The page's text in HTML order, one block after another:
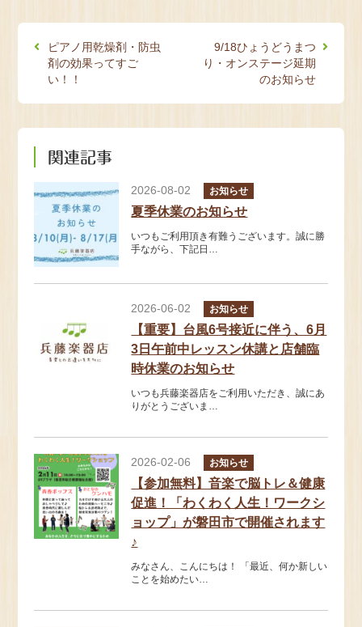
ピアノ用乾燥剤・防虫
剤の効果ってすご
い！！
9/18ひょうどうまつ
り・オンステージ延期
のお知らせ
関連記事
2026-08-02 お知らせ
夏季休業のお知らせ
いつもご利用頂き有難うございます。誠に勝
手ながら、下記日…
2026-06-02 お知らせ
【重要】台風6号接近に伴う、6月
3日午前中レッスン休講と店舗臨
時休業のお知らせ
いつも兵藤楽器店をご利用いただき、誠にあ
りがとうございま…
2026-02-06 お知らせ
【参加無料】音楽で脳トレ＆健康
促進！「わくわく人生！ワークシ
ョップ」が磐田市で開催されます
♪
みなさん、こんにちは！ 「最近、何か新しい
ことを始めたい…